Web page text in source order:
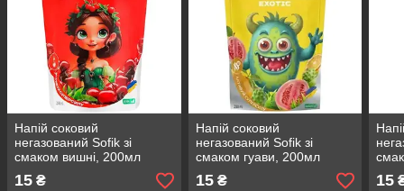
Напій соковий
негазований Sofik зі
смаком вишні, 200мл
15 ₴
Напій соковий
негазований Sofik зі
смаком гуави, 200мл
15₴ 15